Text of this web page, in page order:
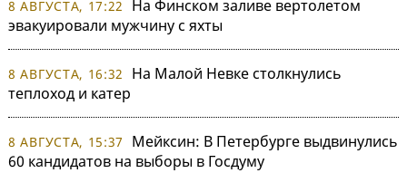
8 АВГУСТА, 17:22
На Финском заливе вертолетом
эвакуировали мужчину с яхты
8 АВГУСТА, 16:32
На Малой Невке столкнулись
теплоход и катер
8 АВГУСТА, 15:37
Мейксин: В Петербурге выдвинулись
60 кандидатов на выборы в Госдуму